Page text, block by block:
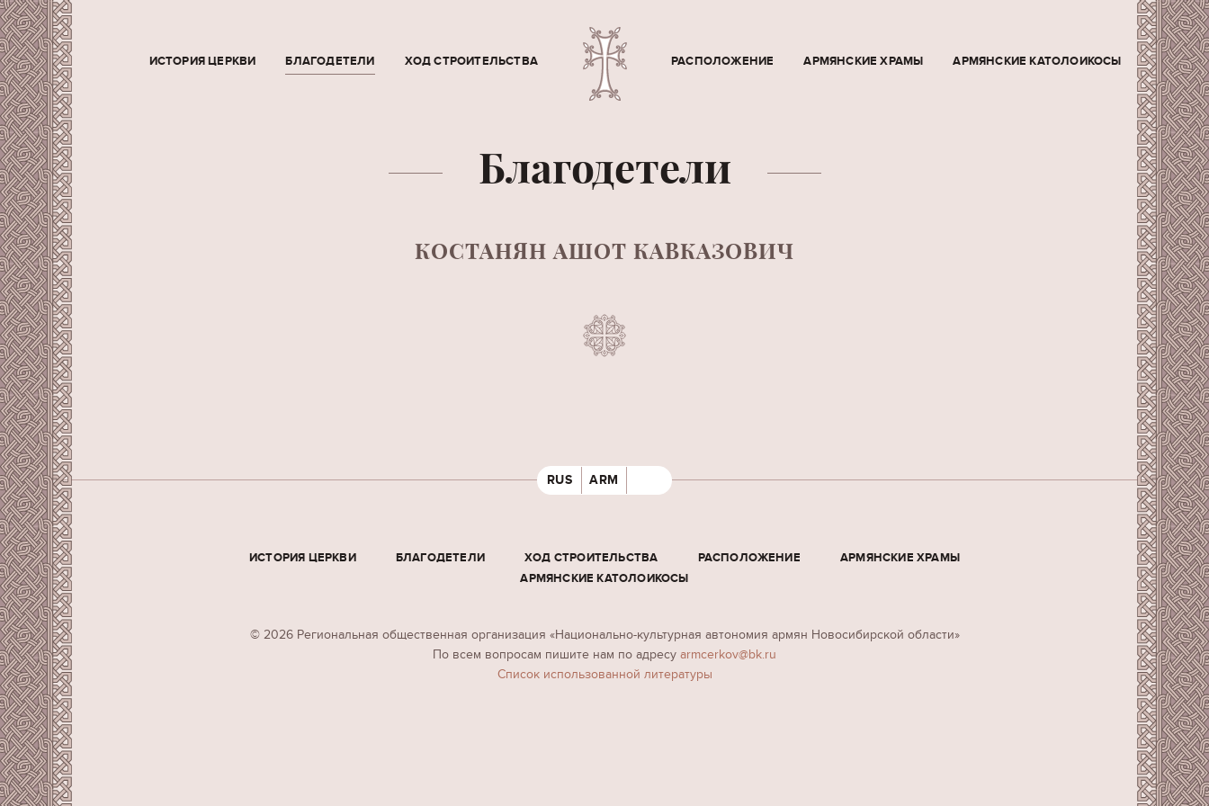
ИСТОРИЯ ЦЕРКВИ БЛАГОДЕТЕЛИ ХОД СТРОИТЕЛЬСТВА РАСПОЛОЖЕНИЕ АРМЯНСКИЕ ХРАМЫ АРМЯНСКИЕ КАТОЛОИКОСЫ
Благодетели
КОСТАНЯН АШОТ КАВКАЗОВИЧ
RUS ARM
ИСТОРИЯ ЦЕРКВИ БЛАГОДЕТЕЛИ ХОД СТРОИТЕЛЬСТВА РАСПОЛОЖЕНИЕ
АРМЯНСКИЕ ХРАМЫ
АРМЯНСКИЕ КАТОЛОИКОСЫ
© 2026 Региональная общественная организация «Национально-культурная автономия армян Новосибирской области»
По всем вопросам пишите нам по адресу armcerkov@bk.ru
Cписок использованной литературы